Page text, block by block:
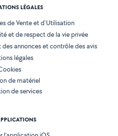
LÉGALES
de Vente et d'Utilisation
et de respect de la vie privée
annonces et contrôle des avis
légales
de matériel
de services